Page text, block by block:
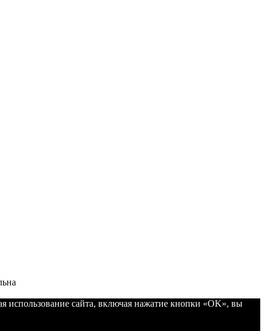
использование сайта, включая нажатие кнопки «OK», вы